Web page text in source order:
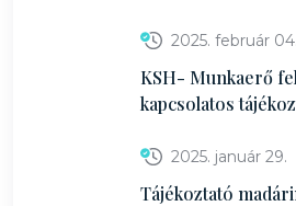
2025. február 04.
KSH- Munkaerő
kapcsolatos
2025. január 29.
Tájékoztató